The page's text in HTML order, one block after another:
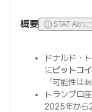
概要 STAT AIの
ドナルド・
にビットコ
「可能性は
トランプ口座
2025年から